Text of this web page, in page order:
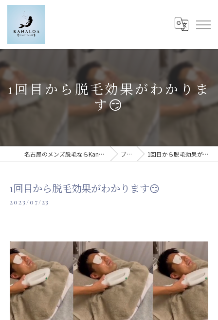
1回目から脱毛効果がわかりま
す😏
名古屋のメンズ脱毛ならKanaloa beauty salon ブログ 1回目から脱毛効果がわかります😏
1回目から脱毛効果がわかります😏
2023/07/23